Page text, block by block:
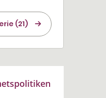
(21)